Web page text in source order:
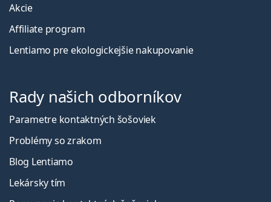
Akcie
Affiliate program
Lentiamo pre ekologickejšie nakupovanie
Rady našich odborníkov
Parametre kontaktných šošoviek
Problémy so zrakom
Blog Lentiamo
Lekársky tím